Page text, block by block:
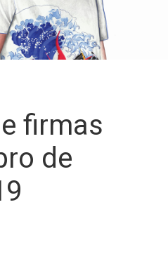
firmas
de